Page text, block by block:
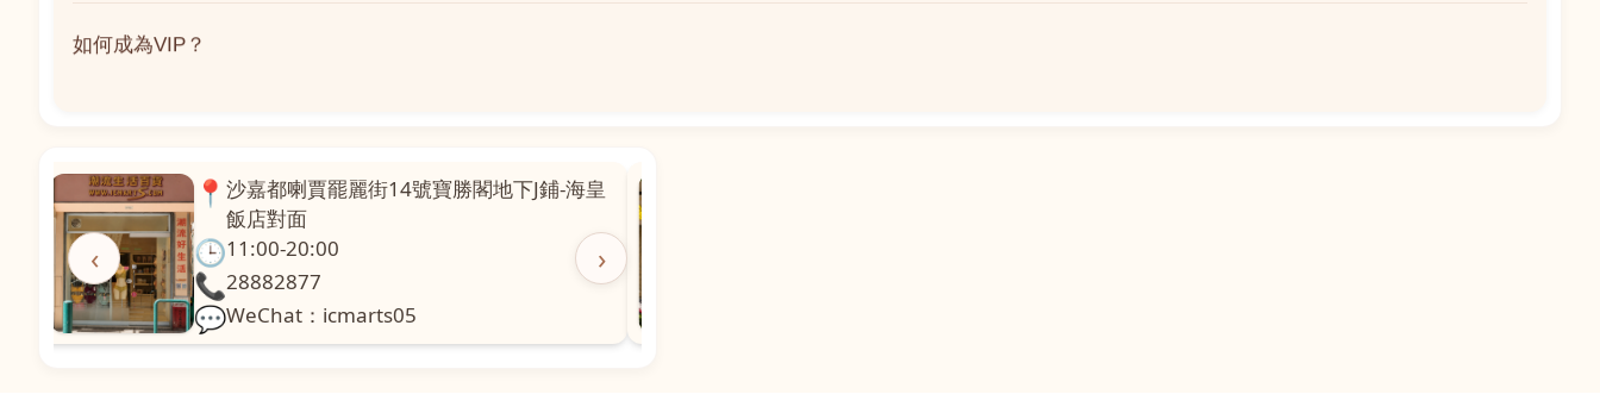
如何成為VIP？
‹ ›
📍澳門啤利喇街121號珍興樓L1舖 粵華廣場對
面
🕒11:00-20:00
📞28331971
💬WeChat：icmarts02